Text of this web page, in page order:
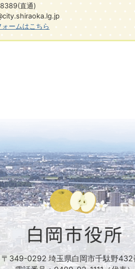
直通)
ームはこちら
〒349-0292 埼玉県白岡市千駄野432